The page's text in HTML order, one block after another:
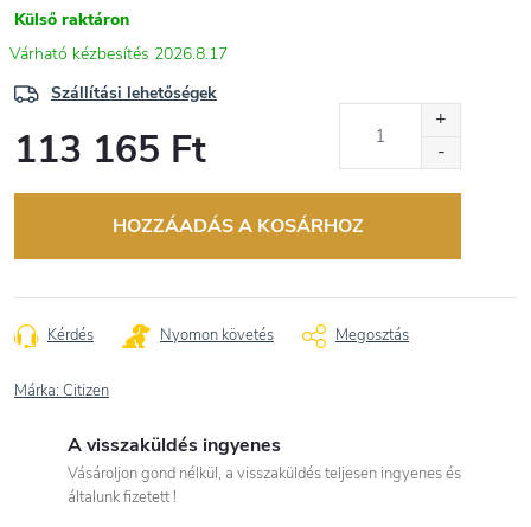
Külső raktáron
2026.8.17
Szállítási lehetőségek
113 165 Ft
HOZZÁADÁS A KOSÁRHOZ
Kérdés Nyomon követés Megosztás
Márka: Citizen
A visszaküldés ingyenes
Vásároljon gond nélkül, a visszaküldés teljesen ingyenes és
általunk fizetett !